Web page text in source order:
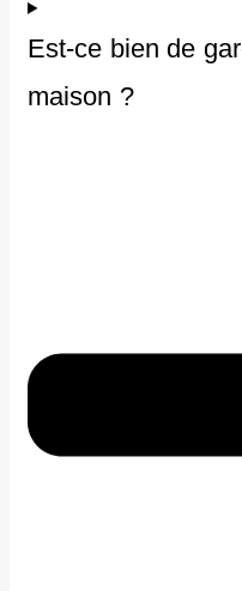
Est-ce bien de
maison ?